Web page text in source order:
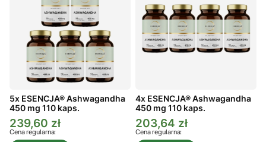
5x ESENCJA® Ashwagandha
450 mg 110 kaps.
Cena promocyjna
239,60 zł
Cena regularna:
4x ESENCJA® Ashwagandha
450 mg 110 kaps.
Cena promocyjna
203,64 zł
Cena regularna: